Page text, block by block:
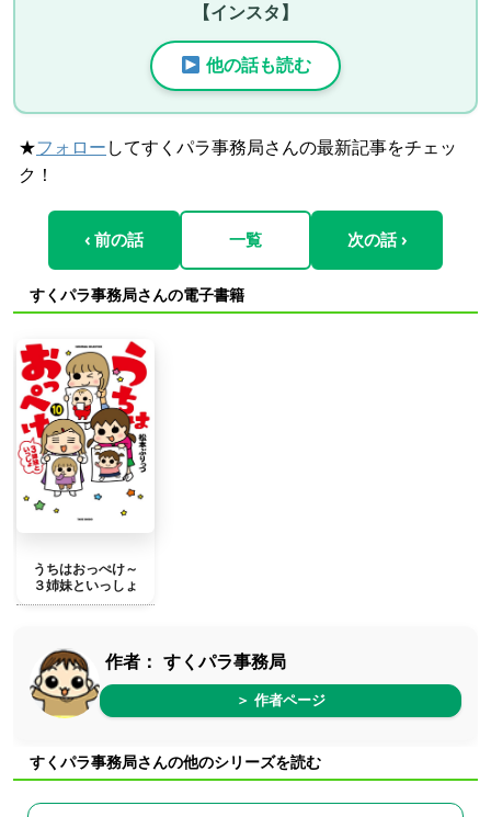
【インスタ】
他の話も読む
★フォロー してすくパラ事務局さんの最新記事をチェッ
ク！
‹ 前の話 一覧 次の話 ›
すくパラ事務局さんの電子書籍
うちはおっぺけ～
３姉妹といっしょ
作者： すくパラ事務局
＞ 作者ページ
すくパラ事務局さんの他のシリーズを読む